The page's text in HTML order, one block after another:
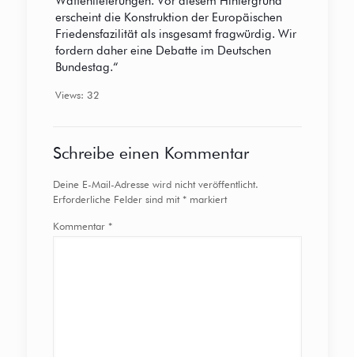
erscheint die Konstruktion der Europäischen
Friedensfazilität als insgesamt fragwürdig. Wir
fordern daher eine Debatte im Deutschen
Bundestag.“
Views: 32
Schreibe einen Kommentar
Deine E-Mail-Adresse wird nicht veröffentlicht.
Erforderliche Felder sind mit *markiert
Kommentar *